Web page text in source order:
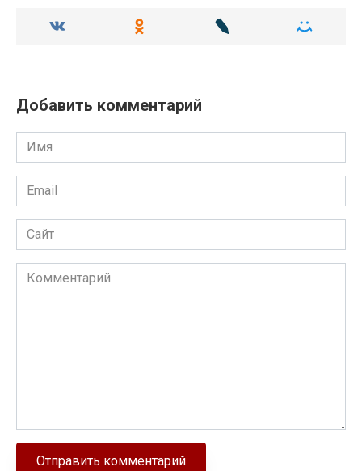
Добавить комментарий
Имя
Email
Сайт
Комментарий